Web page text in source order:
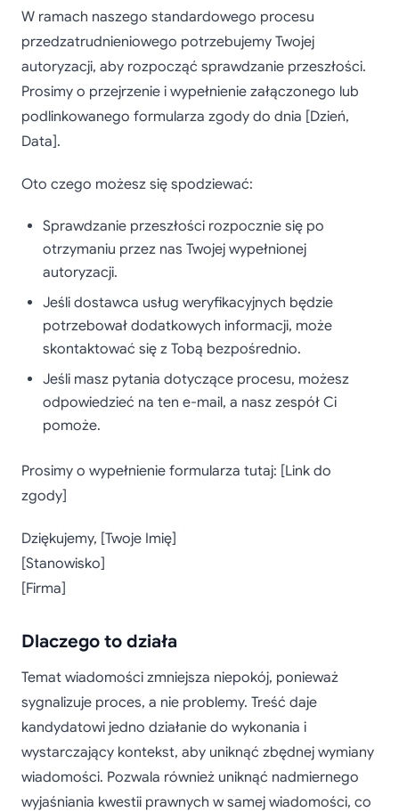
W ramach naszego standardowego procesu
przedzatrudnieniowego potrzebujemy Twojej
autoryzacji, aby rozpocząć sprawdzanie przeszłości.
Prosimy o przejrzenie i wypełnienie załączonego lub
podlinkowanego formularza zgody do dnia [Dzień,
Data].
Oto czego możesz się spodziewać:
Sprawdzanie przeszłości rozpocznie się po
otrzymaniu przez nas Twojej wypełnionej
autoryzacji.
Jeśli dostawca usług weryfikacyjnych będzie
potrzebował dodatkowych informacji, może
skontaktować się z Tobą bezpośrednio.
Jeśli masz pytania dotyczące procesu, możesz
odpowiedzieć na ten e-mail, a nasz zespół Ci
pomoże.
Prosimy o wypełnienie formularza tutaj: [Link do
zgody]
Dziękujemy, [Twoje Imię]
[Stanowisko]
[Firma]
Dlaczego to działa
Temat wiadomości zmniejsza niepokój, ponieważ
sygnalizuje proces, a nie problemy. Treść daje
kandydatowi jedno działanie do wykonania i
wystarczający kontekst, aby uniknąć zbędnej wymiany
wiadomości. Pozwala również uniknąć nadmiernego
wyjaśniania kwestii prawnych w samej wiadomości, co